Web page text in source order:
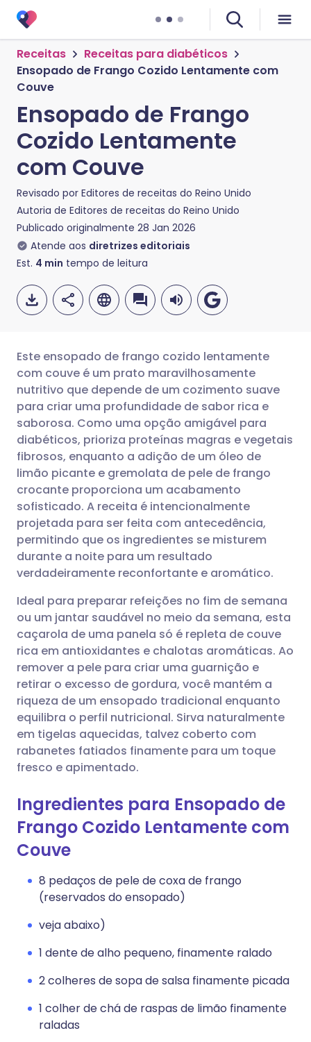
Receitas
Receitas para diabéticos
Ensopado de Frango Cozido Lentamente com
Couve
Ensopado de Frango
Cozido Lentamente
com Couve
Revisado por Editores de receitas do Reino Unido
Autoria de Editores de receitas do Reino Unido
Publicado originalmente 28 Jan 2026
Atende aos diretrizes editoriais
Est. 4 min tempo de leitura
Compartilhar por e-mail
Compartilhar no Facebook
Compartilhar via LinkedIn
Compartilhar via X
Compartilhar via WhatsApp
Copiar link
🇬🇧 English 🇩🇪 Deutsch
🇪🇸 Español 🇫🇷 Français
🇮🇹 Italiano 🇵🇹
🇮🇳 हिन्दी
🇸🇦 عربي
Este ensopado de frango cozido lentamente
com couve é um prato maravilhosamente
nutritivo que depende de um cozimento suave
para criar uma profundidade de sabor rica e
saborosa. Como uma opção amigável para
diabéticos, prioriza proteínas magras e vegetais
fibrosos, enquanto a adição de um óleo de
limão picante e gremolata de pele de frango
crocante proporciona um acabamento
sofisticado. A receita é intencionalmente
projetada para ser feita com antecedência,
permitindo que os ingredientes se misturem
durante a noite para um resultado
verdadeiramente reconfortante e aromático.
Ideal para preparar refeições no fim de semana
ou um jantar saudável no meio da semana, esta
caçarola de uma panela só é repleta de couve
rica em antioxidantes e chalotas aromáticas. Ao
remover a pele para criar uma guarnição e
retirar o excesso de gordura, você mantém a
riqueza de um ensopado tradicional enquanto
equilibra o perfil nutricional. Sirva naturalmente
em tigelas aquecidas, talvez coberto com
rabanetes fatiados finamente para um toque
fresco e apimentado.
Ingredientes para Ensopado de
Frango Cozido Lentamente com
Couve
8 pedaços de pele de coxa de frango
(reservados do ensopado)
veja abaixo)
1 dente de alho pequeno, finamente ralado
2 colheres de sopa de salsa finamente picada
1 colher de chá de raspas de limão finamente
raladas